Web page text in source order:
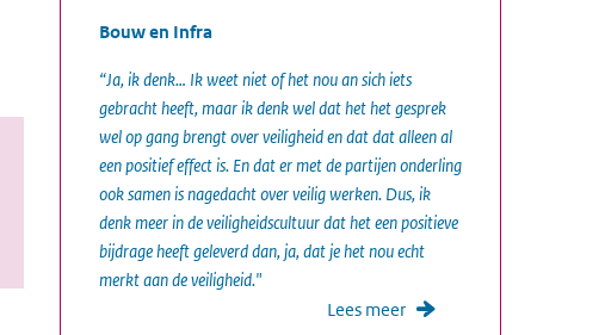
Bouw en Infra
“Ja, ik denk… Ik weet niet of het nou an sich iets
gebracht heeft, maar ik denk wel dat het het gesprek
wel op gang brengt over veiligheid en dat dat alleen al
een positief effect is. En dat er met de partijen onderling
ook samen is nagedacht over veilig werken. Dus, ik
denk meer in de veiligheidscultuur dat het een positieve
bijdrage heeft geleverd dan, ja, dat je het nou echt
merkt aan de veiligheid."
Lees meer